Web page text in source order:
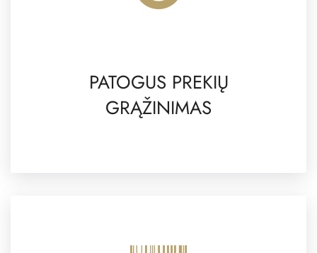
PATOGUS PREKIŲ
GRĄŽINIMAS